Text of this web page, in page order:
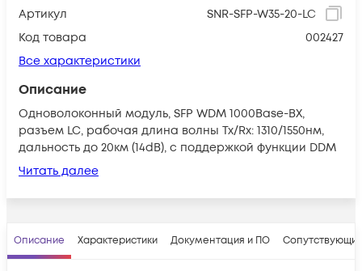
Артикул
SNR-SFP-W35-20-LC
Код товара
002427
Все характеристики
Описание
Одноволоконный модуль, SFP WDM 1000Base-BX,
разъем LC, рабочая длина волны Tx/Rx: 1310/1550нм,
дальность до 20км (14dB), с поддержкой функции DDM
Читать далее
Описание Характеристики Документация и ПО